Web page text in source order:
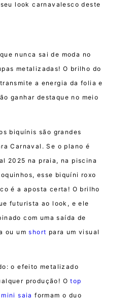
look carnavalesco deste
nunca sai de moda no
metalizadas! O brilho do
a energia da folia e
ganhar destaque no meio
biquínis são grandes
Carnaval. Se o plano é
2025 na praia, na piscina
esse biquíni roxo
é a aposta certa! O brilho
futurista ao look, e ele
com uma saída de
ou umshort para um visual
o efeito metalizado
produção! Otop
mini saia formam o duo